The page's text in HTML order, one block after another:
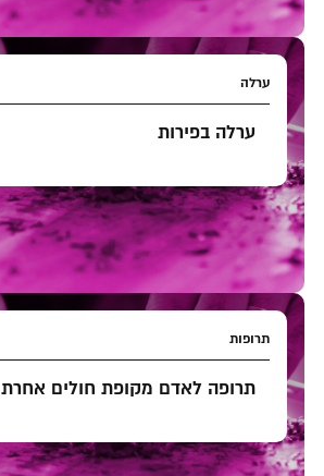
ערלה
ערלה בפירות
תרופות
תרופה לאדם מקופת חולים אחרת